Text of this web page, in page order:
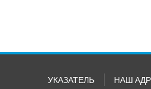
УКАЗАТЕЛЬ НАШ